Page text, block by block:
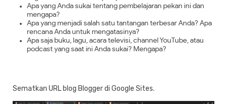
Apa yang Anda sukai tentang pembelajaran pekan ini dan
mengapa?
Apa yang menjadi salah satu tantangan terbesar Anda? Apa
rencana Anda untuk mengatasinya?
Apa saja buku, lagu, acara televisi, channel YouTube, atau
podcast yang saat ini Anda sukai? Mengapa?
Sematkan URL blog Blogger di Google Sites.